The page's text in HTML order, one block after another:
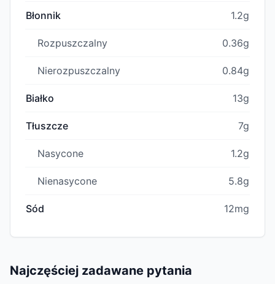
Błonnik 1.2g
Rozpuszczalny 0.36g
Nierozpuszczalny 0.84g
Białko 13g
Tłuszcze 7g
Nasycone 1.2g
Nienasycone 5.8g
Sód 12mg
Najczęściej zadawane pytania